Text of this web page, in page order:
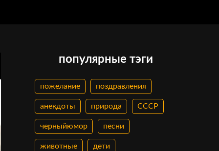
популярные тэги
пожелание поздравления
анекдоты природа СССР
черныйюмор песни
животные дети